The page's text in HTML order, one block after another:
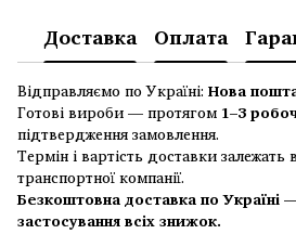
Доставка Оплата
Відправляємо по Україні: Нова
Готові вироби — протягом 1–3
підтвердження замовлення.
Термін і вартість доставки залежать
транспортної компанії.
Безкоштовна доставка по Україні
застосування всіх знижок.